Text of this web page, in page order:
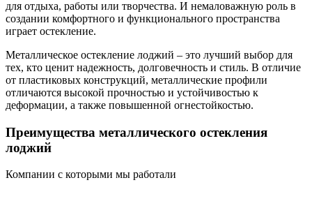
для отдыха, работы или творчества. И немаловажную роль в
создании комфортного и функционального пространства
играет остекление.
Металлическое остекление лоджий – это лучший выбор для
тех, кто ценит надежность, долговечность и стиль. В отличие
от пластиковых конструкций, металлические профили
отличаются высокой прочностью и устойчивостью к
деформации, а также повышенной огнестойкостью.
Преимущества металлического остекления
лоджий
Компании с которыми мы работали